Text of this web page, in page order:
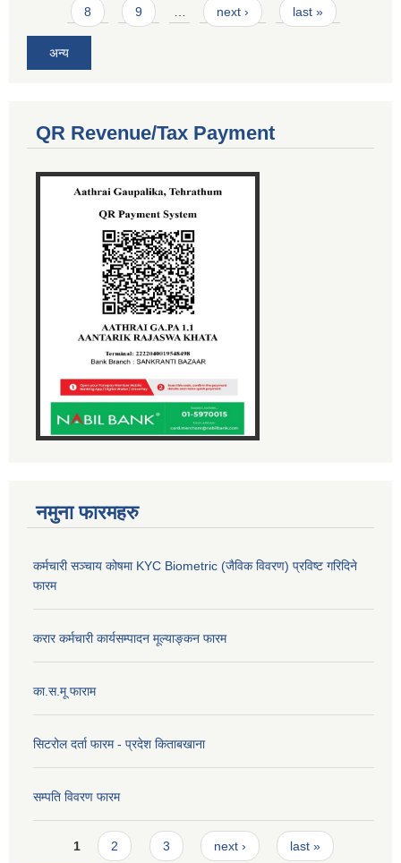
8 9 next › last »
अन्य
QR Revenue/Tax Payment
नमुना फारमहरु
कर्मचारी सञ्चाय कोषमा KYC Biometric (जैविक विवरण) प्रविष्ट गरिदिने
फारम
करार कर्मचारी कार्यसम्पादन मूल्याङ्कन फारम
का.स.मू फाराम
सिटरोल दर्ता फारम - प्रदेश किताबखाना
सम्पति विवरण फारम
Pages
1 2 3 next › last »